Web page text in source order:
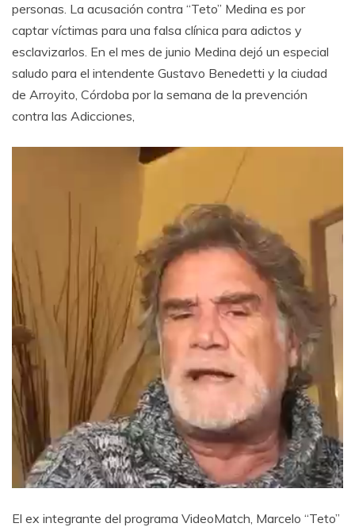
personas. La acusación contra “Teto” Medina es por
captar víctimas para una falsa clínica para adictos y
esclavizarlos. En el mes de junio Medina dejó un especial
saludo para el intendente Gustavo Benedetti y la ciudad
de Arroyito, Córdoba por la semana de la prevención
contra las Adicciones,
El ex integrante del programa VideoMatch, Marcelo “Teto”